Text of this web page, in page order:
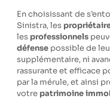
En choisissant de
Sinistra, les
les professionnels
défense possible de
supplémentaire, ni
rassurante et efficace
par la mérule, et ainsi
votre patrimoine